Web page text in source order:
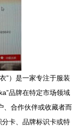
”）是一家专注于服装
品牌在特定市场领域
、合作伙伴或收藏者而
分卡、品牌标识卡或特